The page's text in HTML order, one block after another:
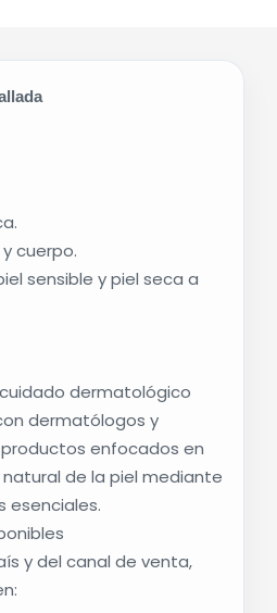
natural de la piel.
24 horas.
fortalecer la barrera
esenciales (NP, AP y
hialurónico para ayudar
cuerpo.
sensible y piel seca a
dermatológico
dermatólogos y
enfocados en
de la piel mediante
esenciales.
y del canal de venta,